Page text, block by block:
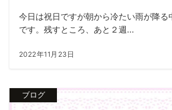
今日は祝日ですが朝から冷たい雨が降る
です。残すところ、あと２週...
2022年11月23日
ブログ